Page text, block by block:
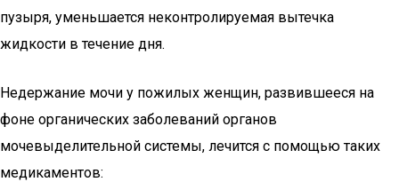
пузыря, уменьшается неконтролируемая вытечка
жидкости в течение дня.
Недержание мочи у пожилых женщин, развившееся на
фоне органических заболеваний органов
мочевыделительной системы, лечится с помощью таких
медикаментов: